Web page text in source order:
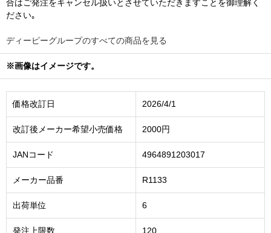
合はご発注をキャンセル扱いとさせていただきますことを御理解く
ださい｡
ディーピーグループのすべての商品を見る
※画像はイメージです。
価格改訂日 2026/4/1
改訂後メーカー希望小売価格 2000円
JANコード 4964891203017
メーカー品番 R1133
出荷単位 6
発注上限数 120